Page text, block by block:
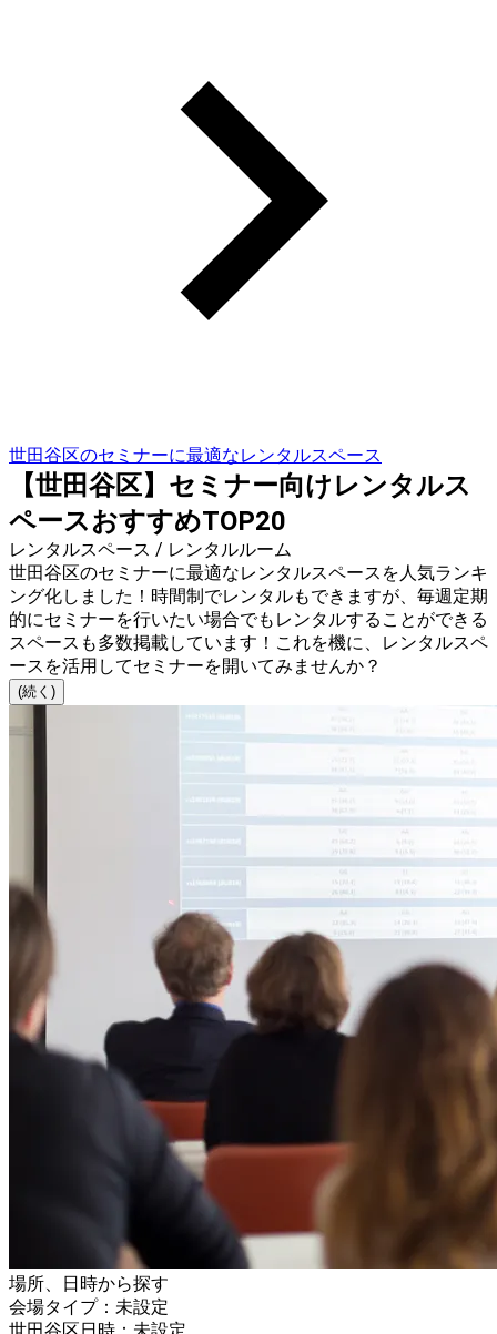
世田谷区のセミナーに最適なレンタルスペース
【世田谷区】セミナー向けレンタルス
ペースおすすめTOP20
レンタルスペース / レンタルルーム
世田谷区のセミナーに最適なレンタルスペースを人気ランキ
ング化しました！時間制でレンタルもできますが、毎週定期
的にセミナーを行いたい場合でもレンタルすることができる
スペースも多数掲載しています！これを機に、レンタルスペ
ースを活用してセミナーを開いてみませんか？
(続く)
場所、日時から探す
会場タイプ：未設定